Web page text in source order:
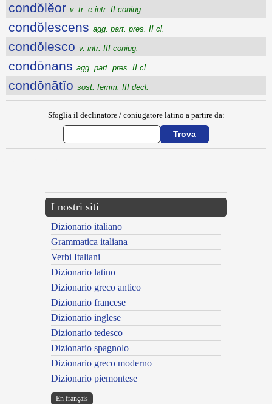
condŏlĕor v. tr. e intr. II coniug.
condŏlescens agg. part. pres. II cl.
condŏlesco v. intr. III coniug.
condōnans agg. part. pres. II cl.
condōnātĭo sost. femm. III decl.
Sfoglia il declinatore / coniugatore latino a partire da:
I nostri siti
Dizionario italiano
Grammatica italiana
Verbi Italiani
Dizionario latino
Dizionario greco antico
Dizionario francese
Dizionario inglese
Dizionario tedesco
Dizionario spagnolo
Dizionario greco moderno
Dizionario piemontese
En français